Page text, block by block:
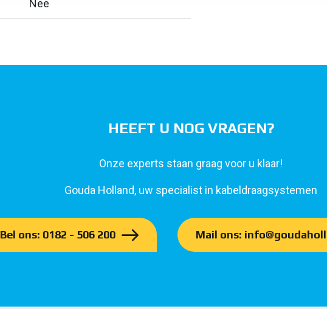
Nee
HEEFT U NOG VRAGEN?
Onze experts staan graag voor u klaar!
Gouda Holland, uw specialist in kabeldraagsystemen
Bel ons: 0182 - 506 200 Mail ons: